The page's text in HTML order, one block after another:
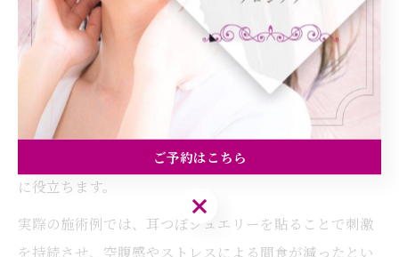
耳つぼを使った食欲コントロールの実践術
「食事を減らしても痩せない」「夜になると食欲が止ま
らない」といった悩みは、40代女性に多く見られます。
耳つぼ刺激は、こうした食欲の乱れを穏やかに整える実
践的な方法として支持されています。特に飢点の刺激
は、過食を防ぎ、無理なく食事量をコントロールするの
に役立ちます。
実際の施術例では、耳つぼジュエリーを貼ることで刺激
を持続させ、空腹感やストレスによる間食が減ったとい
ご予約はこちら
ご予約はこちら